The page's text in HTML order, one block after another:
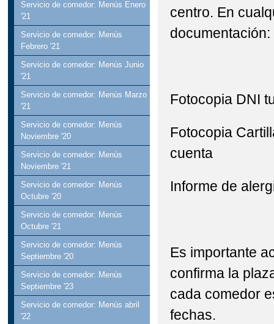
Servicio de comedor: Menús Enero
'21
Servicio de comedor: Menús
Febrero '21
Servicio de comedor: Menús Junio
'21
Servicio de comedor: Menús Marzo
'21
Servicio de comedor: Menús
Noviembre '20
Servicio de comedor: Menús
Noviembre '21
Servicio de comedor: Menús
Octubre '20
Servicio de comedor: Menús
Octubre '21
Servicio de comedor: Menús
Septiembre '20
Servicio de comedor: Menús
Septiembre '23
Servicio de comedor: Menús abril
'22
centro. En
documentación:
Fotocopia DNI
Fotocopia
cuenta
Informe de
Es importante
confirma la
cada comedor
fechas.